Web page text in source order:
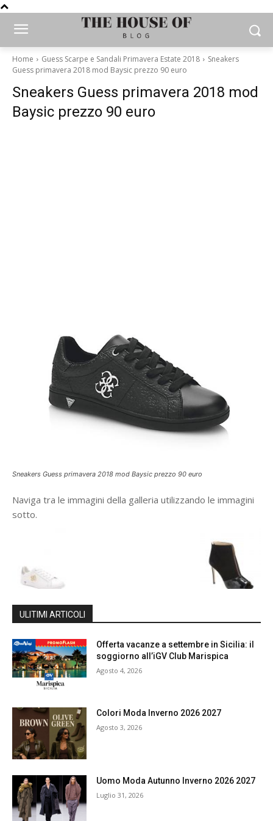
Home Guess Scarpe e Sandali Primavera Estate 2018
Sneakers
Guess primavera 2018 mod Baysic prezzo 90 euro
Sneakers Guess primavera 2018 mod
Baysic prezzo 90 euro
Sneakers Guess primavera 2018 mod Baysic prezzo 90 euro
Naviga tra le immagini della galleria utilizzando le immagini
sotto.
ULITIMI ARTICOLI
Offerta vacanze a settembre in Sicilia: il
soggiorno all’iGV Club Marispica
Agosto 4, 2026
Colori Moda Inverno 2026 2027
Agosto 3, 2026
Uomo Moda Autunno Inverno 2026 2027
Luglio 31, 2026